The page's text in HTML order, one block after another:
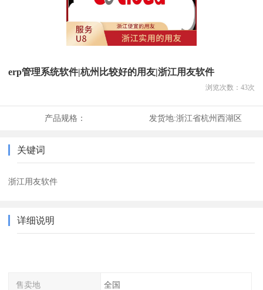
erp管理系统软件|杭州比较好的用友|浙江用友软件
浏览次数： 43次
产品规格： 发货地:浙江省杭州西湖区
关键词
浙江用友软件
详细说明
售卖地 全国